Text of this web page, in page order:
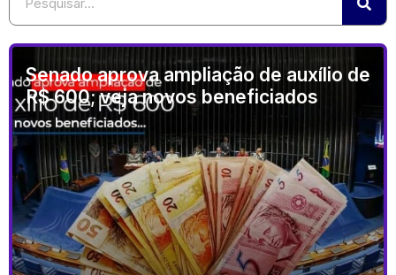
Senado aprova ampliação de auxílio de
R$ 600; veja novos beneficiados